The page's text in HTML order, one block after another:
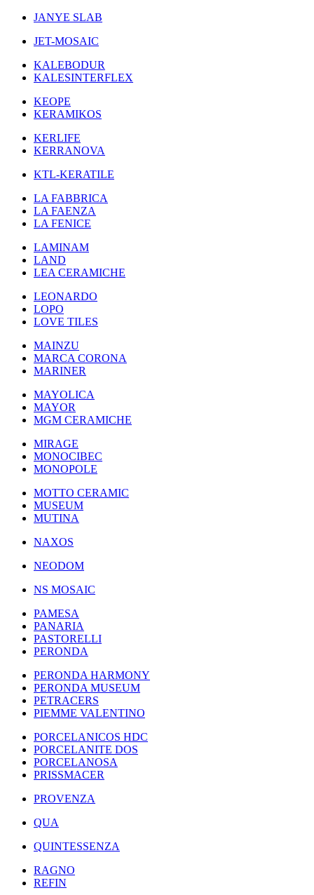
JANYE SLAB
JET-MOSAIC
KALEBODUR
KALESINTERFLEX
KEOPE
KERAMIKOS
KERLIFE
KERRANOVA
KTL-KERATILE
LA FABBRICA
LA FAENZA
LA FENICE
LAMINAM
LAND
LEA CERAMICHE
LEONARDO
LOPO
LOVE TILES
MAINZU
MARCA CORONA
MARINER
MAYOLICA
MAYOR
MGM CERAMICHE
MIRAGE
MONOCIBEC
MONOPOLE
MOTTO CERAMIC
MUSEUM
MUTINA
NAXOS
NEODOM
NS MOSAIC
PAMESA
PANARIA
PASTORELLI
PERONDA
PERONDA HARMONY
PERONDA MUSEUM
PETRACERS
PIEMME VALENTINO
PORCELANICOS HDC
PORCELANITE DOS
PORCELANOSA
PRISSMACER
PROVENZA
QUA
QUINTESSENZA
RAGNO
REFIN